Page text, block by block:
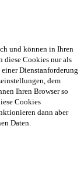
und können in Ihren
diese Cookies nur als
Dienstanforderung
dem
Ihren Browser so
Cookies
dann aber
Daten.